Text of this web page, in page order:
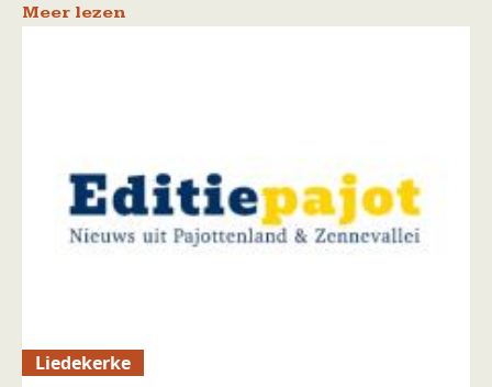
Meer lezen
Liedekerke